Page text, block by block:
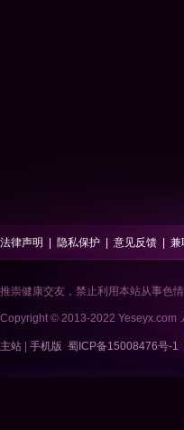
法律声明 隐私保护 意见反馈 兼
推崇健康交友，禁止利用本站从事色
Copyright © 2013-2022 Yeseyx.com
主站 手机版 蜀ICP备15008476号-1